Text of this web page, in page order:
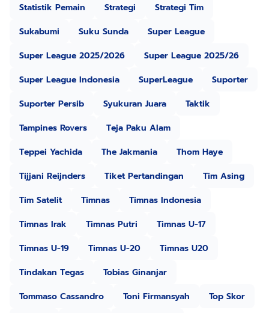
Statistik Pemain
Strategi
Strategi Tim
Sukabumi
Suku Sunda
Super League
Super League 2025/2026
Super League 2025/26
Super League Indonesia
SuperLeague
Suporter
Suporter Persib
Syukuran Juara
Taktik
Tampines Rovers
Teja Paku Alam
Teppei Yachida
The Jakmania
Thom Haye
Tijjani Reijnders
Tiket Pertandingan
Tim Asing
Tim Satelit
Timnas
Timnas Indonesia
Timnas Irak
Timnas Putri
Timnas U-17
Timnas U-19
Timnas U-20
Timnas U20
Tindakan Tegas
Tobias Ginanjar
Tommaso Cassandro
Toni Firmansyah
Top Skor